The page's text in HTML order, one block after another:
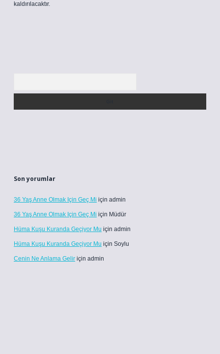
kaldırılacaktır.
Son yorumlar
36 Yaş Anne Olmak Için Geç Mi için admin
36 Yaş Anne Olmak Için Geç Mi için Müdür
Hüma Kuşu Kuranda Geçiyor Mu için admin
Hüma Kuşu Kuranda Geçiyor Mu için Soylu
Cenin Ne Anlama Gelir için admin